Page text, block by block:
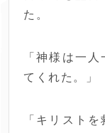
た。
「神様は一
てくれた。」
「キリスト